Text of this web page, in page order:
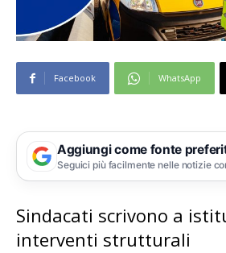
Facebook WhatsApp
Aggiungi come fonte
Seguici più facilmente nelle notizie
Sindacati scrivono a
interventi strutturali